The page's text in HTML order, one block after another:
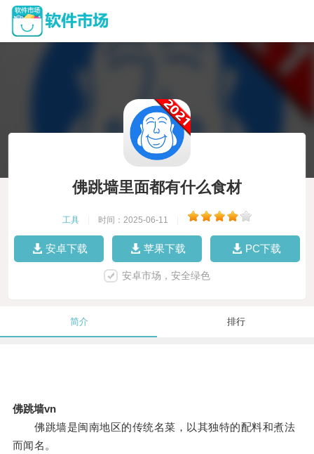
佛跳墙里面都有什么食材
工具 时间：2025-06-11
安卓下载 苹果下载 PC下载
安卓市场，安全绿色
简介 排行
佛跳墙vn
佛跳墙是闽南地区的传统名菜，以其独特的配料和煮法
而闻名。